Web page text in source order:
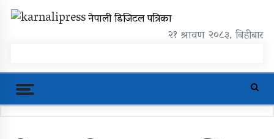
Skip
karnalipress
नेपाली डिजिटल पत्रिका
२१ श्रावण २०८३, बिहीबार